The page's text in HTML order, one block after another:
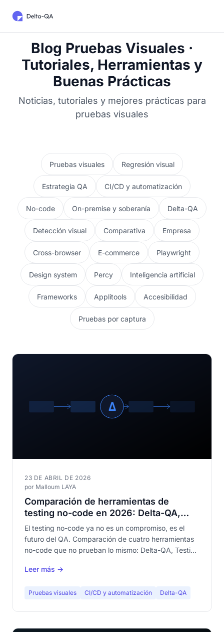
Blog Pruebas Visuales ·
Tutoriales, Herramientas y
Buenas Prácticas
Noticias, tutoriales y mejores prácticas para
pruebas visuales
Pruebas visuales Regresión visual
Estrategia QA CI/CD y automatización
No-code On-premise y soberanía Delta-QA
Detección visual Comparativa Empresa
Cross-browser E-commerce Playwright
Design system Percy Inteligencia artificial
Frameworks Applitools Accesibilidad
Pruebas por captura
23 DE ABRIL DE 2026
por Malloum LAYA
Comparación de herramientas de
testing no-code en 2026: Delta-QA,
Testim, Leapwork, mabl
El testing no-code ya no es un compromiso, es el
futuro del QA. Comparación de cuatro herramientas
no-code que no prueban lo mismo: Delta-QA, Testim,
Leer más →
Pruebas visuales CI/CD y automatización Delta-QA